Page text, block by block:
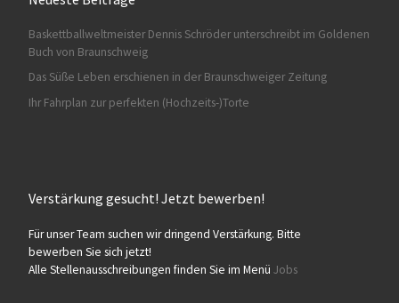
Baskettballweltmeister Dennis Schröder unterschreibt im Goldenen
Buch von Braunschweig
Das Süße Leben erschienen in der Braunschweiger Zeitung
Ihr Fahrplan zur perfekten (Hochzeits-)Torte
Verstärkung gesucht! Jetzt bewerben!
Für unser Team suchen wir dringend Verstärkung. Bitte
bewerben Sie sich jetzt!
Alle Stellenausschreibungen finden Sie im Menü Jobs